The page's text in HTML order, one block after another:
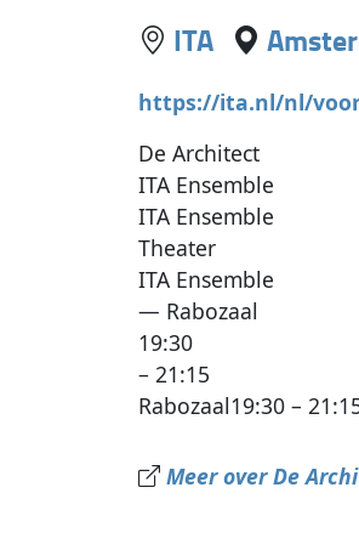
ITA
https://ita.nl/nl/
De Architect
ITA Ensemble
ITA Ensemble
Theater
ITA Ensemble
— Rabozaal
19:30
– 21:15
Rabozaal19:30 –
Meer over De